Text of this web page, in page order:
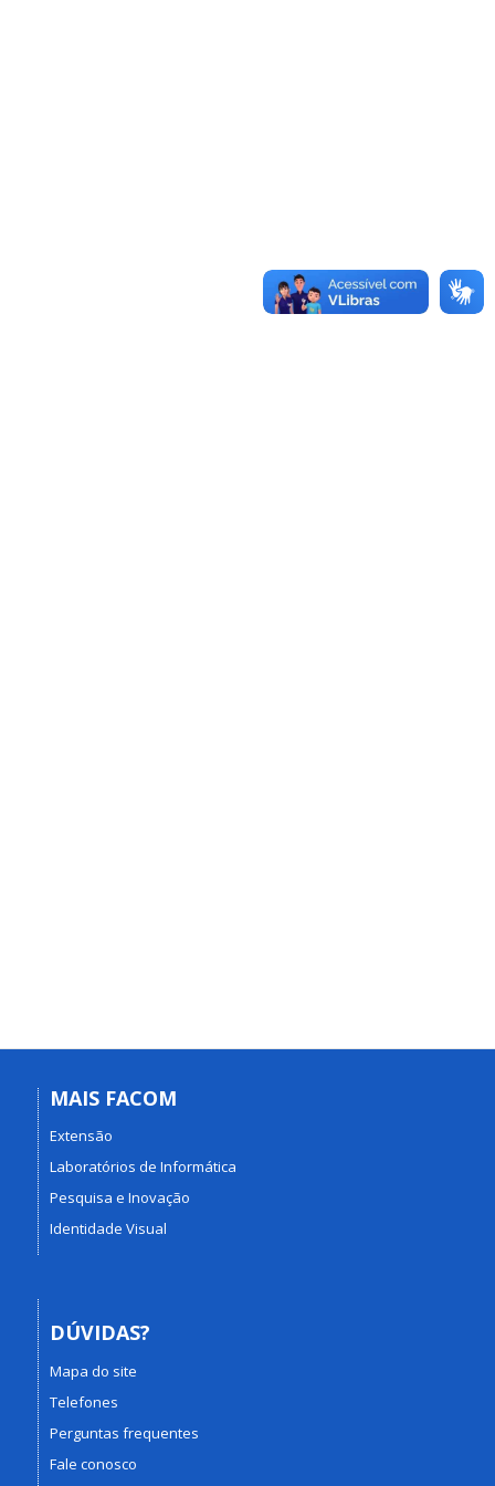
MAIS FACOM
Extensão
Laboratórios de Informática
Pesquisa e Inovação
Identidade Visual
DÚVIDAS?
Mapa do site
Telefones
Perguntas frequentes
Fale conosco